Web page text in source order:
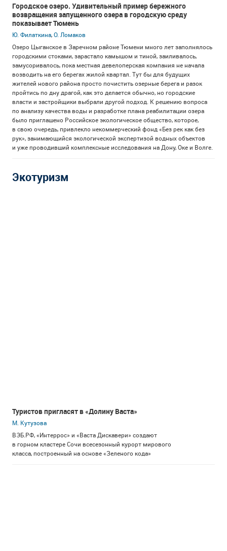
Городское озеро. Удивительный пример бережного
возвращения запущенного озера в городскую среду
показывает Тюмень
Ю. Филаткина, О. Ломаков
Озеро Цыганское в Заречном районе Тюмени много лет заполнялось
городскими стоками, зарастало камышом и тиной, заиливалось,
замусоривалось, пока местная девелоперская компания не начала
возводить на его берегах жилой квартал. Тут бы для будущих
жителей нового района просто почистить озерные берега и разок
пройтись по дну драгой, как это делается обычно, но городские
власти и застройщики выбрали другой подход. К решению вопроса
по анализу качества воды и разработке плана реабилитации озера
было приглашено Российское экологическое общество, которое,
в свою очередь, привлекло некоммерческий фонд «Без рек как без
рук», занимающийся экологической экспертизой водных объектов
и уже проводивший комплексные исследования на Дону, Оке и Волге.
Экотуризм
Туристов пригласят в «Долину Васта»
М. Кутузова
ВЭБ.РФ, «Интеррос» и «Васта Дискавери» создают
в горном кластере Сочи всесезонный курорт мирового
класса, построенный на основе «Зеленого кода»